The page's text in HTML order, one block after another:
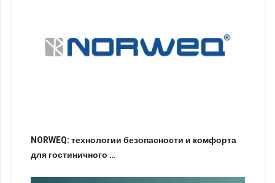
NORWEQ: технологии безопасности и комфорта
для гостиничного …